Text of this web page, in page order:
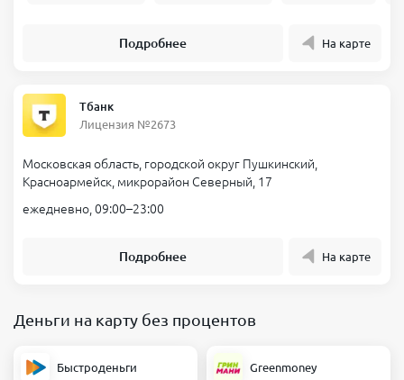
Подробнее На карте
Тбанк
Лицензия №2673
Московская область, городской округ Пушкинский,
Красноармейск, микрорайон Северный, 17
ежедневно, 09:00–23:00
Подробнее На карте
Деньги на карту без процентов
Быстроденьги Greenmoney